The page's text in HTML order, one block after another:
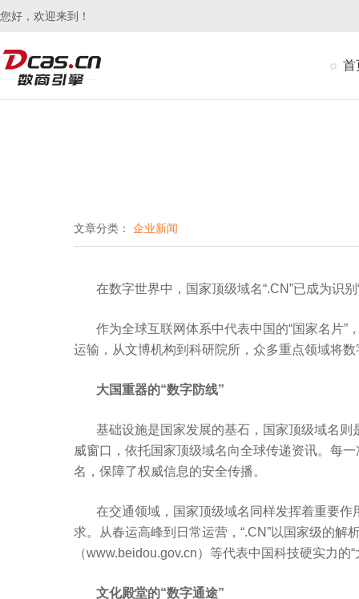
您好，欢迎来到！
首
文章分类： 企业新闻
在数字世界中，国家顶级域名“.CN”已成为识别
作为全球互联网体系中代表中国的“国家名片”
运输，从文博机构到科研院所，众多重点领域将
大国重器的“数字防线”
基础设施是国家发展的基石，国家顶级域名
威窗口，依托国家顶级域名向全球传递资讯。每
名，保障了权威信息的安全传播。
在交通领域，国家顶级域名同样发挥着重要
求。从春运高峰到日常运营， “.CN”以国家级的解
（www.beidou.gov.cn）等代表中国科技硬实力的“
文化殿堂的“数字通途”